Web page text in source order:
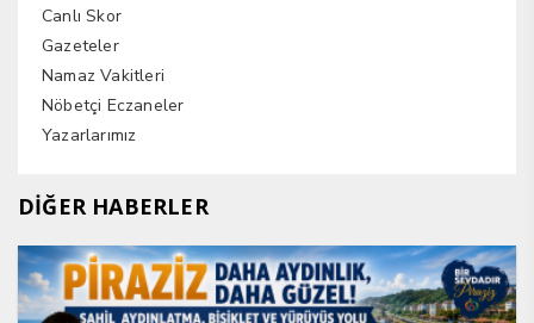
Canlı Skor
Gazeteler
Namaz Vakitleri
Nöbetçi Eczaneler
Yazarlarımız
DİĞER HABERLER